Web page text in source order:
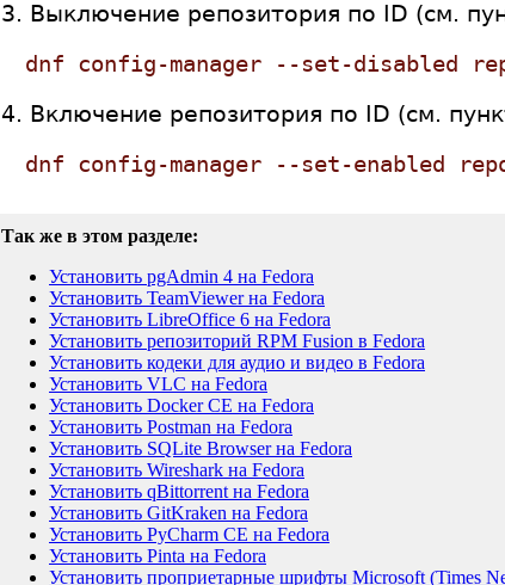
3. Выключение репозитория по ID (см.
dnf config-manager --set-disabled
4. Включение репозитория по ID (см.
dnf config-manager --set-enabled
Так же в этом разделе:
Установить pgAdmin 4 на Fedora
Установить TeamViewer на Fedora
Установить LibreOffice 6 на Fedora
Установить репозиторий RPM Fusion в Fedora
Установить кодеки для аудио и видео в Fedora
Установить VLC на Fedora
Установить Docker CE на Fedora
Установить Postman на Fedora
Установить SQLite Browser на Fedora
Установить Wireshark на Fedora
Установить qBittorrent на Fedora
Установить GitKraken на Fedora
Установить PyCharm CE на Fedora
Установить Pinta на Fedora
Установить проприетарные шрифты Microsoft (Times